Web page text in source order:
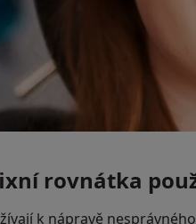
rovnátka
k nápravě